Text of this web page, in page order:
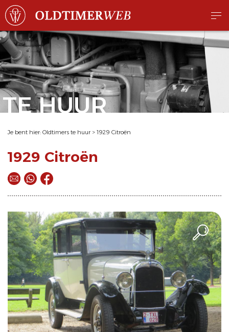
TE HUUR
Je bent hier: Oldtimers te huur > 1929 Citroën
1929 Citroën